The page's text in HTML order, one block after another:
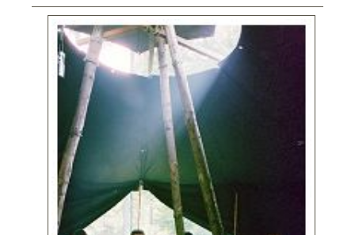
Rituale
Impressum
Datenschutz
Suche
Links